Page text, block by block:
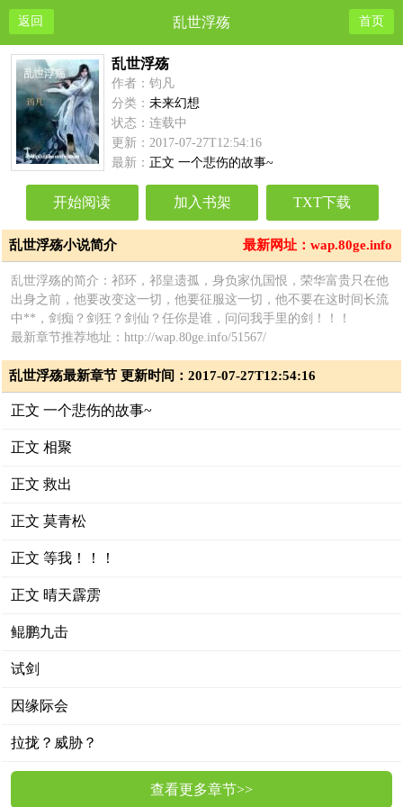
返回 乱世浮殇 首页
乱世浮殇
作者：钧凡
分类：未来幻想
状态：连载中
更新：2017-07-27T12:54:16
最新： 正文 一个悲伤的故事~
开始阅读 加入书架 TXT下载
最新网址：wap.80ge.info
乱世浮殇小说简介
乱世浮殇的简介：祁环，祁皇遗孤，身负家仇国恨，荣华富贵只在他
出身之前，他要改变这一切，他要征服这一切，他不要在这时间长流
中**，剑痴？剑狂？剑仙？任你是谁，问问我手里的剑！！！
最新章节推荐地址：http://wap.80ge.info/51567/
乱世浮殇最新章节 更新时间：2017-07-27T12:54:16
正文 一个悲伤的故事~
正文 相聚
正文 救出
正文 莫青松
正文 等我！！！
正文 晴天霹雳
鲲鹏九击
试剑
因缘际会
拉拢？威胁？
查看更多章节>>